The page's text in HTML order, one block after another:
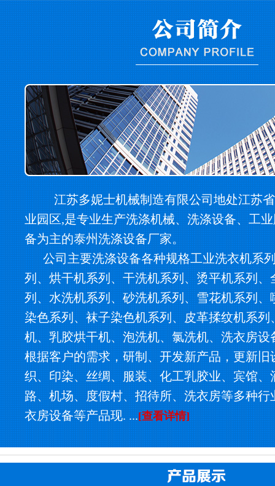
江苏多妮士机械制造有限公司地处江苏
业园区,是专业生产洗涤机械、洗涤设备、工
备为主的泰州洗涤设备厂家。
公司主要洗涤设备各种规格工业洗衣机系
列、烘干机系列、干洗机系列、烫平机系列、
列、水洗机系列、砂洗机系列、雪花机系列、
染色系列、袜子染色机系列、皮革揉纹机系列
机、乳胶烘干机、泡洗机、氯洗机、洗衣房设
根据客户的需求，研制、开发新产品，更新旧
织、印染、丝绸、服装、化工乳胶业、宾馆、
路、机场、度假村、招待所、洗衣房等多种行
衣房设备等产品现. ...[查看详情]